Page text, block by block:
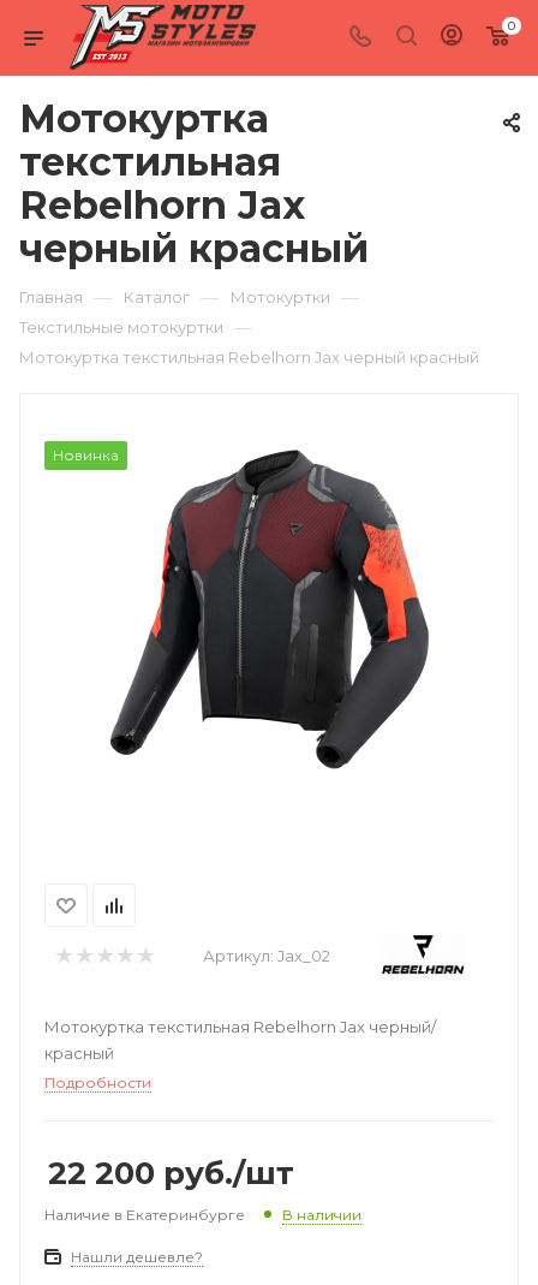
0
Мотокуртка
текстильная
Rebelhorn Jax
черный красный
Главная — Каталог — Мотокуртки —
Текстильные мотокуртки —
Мотокуртка текстильная Rebelhorn Jax черный красный
Новинка
Артикул: Jax_02
Мотокуртка текстильная Rebelhorn Jax черный/
красный
Подробности
22 200 руб./шт
Наличие в Екатеринбурге В наличии
Нашли дешевле?